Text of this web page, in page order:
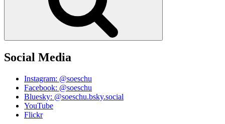
Social Media
Instagram: @soeschu
Facebook: @soeschu
Bluesky: @soeschu.bsky.social
YouTube
Flickr